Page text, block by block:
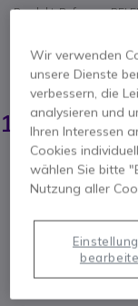
Produkt-Referenz:
ERSPARNIS 70,00
255,15 €
184,95 €-
Anzahl
Wir verwenden
unsere Dienste
verbessern, die
analysieren und
Ihren Interessen
Cookies
wählen Sie bitte
Nutzung aller